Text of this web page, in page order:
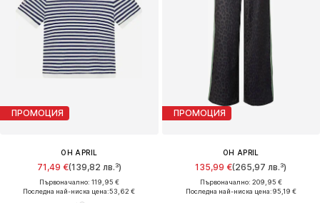
ПРОМОЦИЯ
OH APRIL
71,49 €(139,82 лв.³)
Първоначално: 119,95 €
Последна най-ниска цена:53,62 €
ПРОМОЦИЯ
OH APRIL
135,99 €(265,97 лв.³)
Първоначално: 209,95 €
Последна най-ниска цена:95,19 €